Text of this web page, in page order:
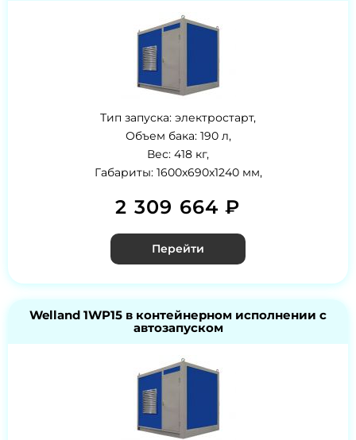
Тип запуска: электростарт,
Объем бака: 190 л,
Вес: 418 кг,
Габариты: 1600x690x1240 мм,
2 309 664 ₽
Перейти
Welland 1WP15 в контейнерном исполнении с
автозапуском